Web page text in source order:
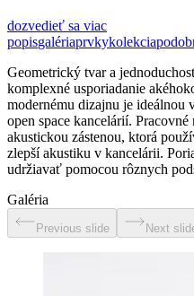
dozvedieť sa viac
popisgalériaprvkykolekcia
Geometrický tvar a
komplexné usporiadanie
modernému dizajnu je
open space kancelárií.
akustickou zástenou, ktorá
zlepší akustiku v kancelárii.
udržiavať pomocou rôznych
Galéria
Previous slide Next